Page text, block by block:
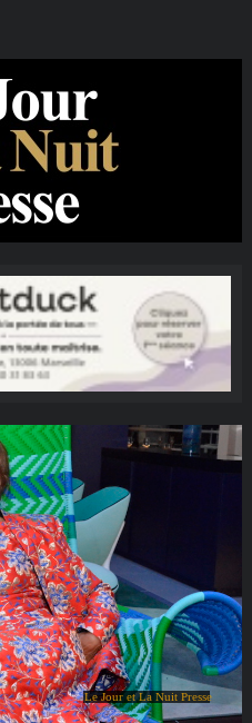
Le Jour et La Nuit Presse